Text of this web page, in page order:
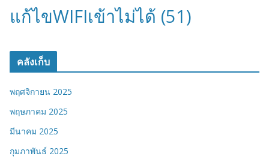
แก้ไขWIFIเข้าไม่ได้ (51)
คลังเก็บ
พฤศจิกายน 2025
พฤษภาคม 2025
มีนาคม 2025
กุมภาพันธ์ 2025